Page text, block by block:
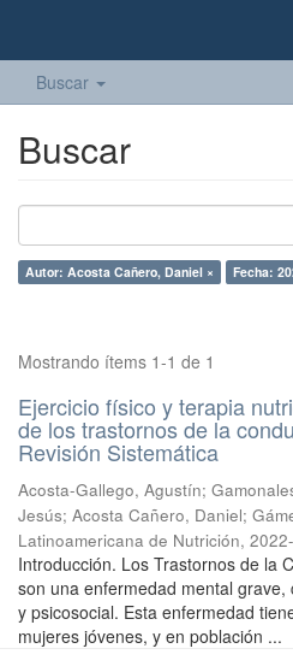
Buscar
Buscar
Autor: Acosta Cañero, Daniel × Fecha:
Mostrando ítems 1-1 de 1
Ejercicio físico y terapia
de los trastornos de la
Revisión Sistemática
Acosta-Gallego, Agustín;
Jesús; Acosta Cañero, Daniel;
Latinoamericana de Nutrición,
Introducción. Los Trastornos de la
son una enfermedad mental
y psicosocial. Esta enfermedad
mujeres jóvenes, y en población ...